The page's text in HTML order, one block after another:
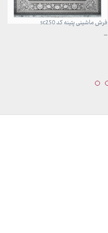
فرش ماشینی پتینه کد sc250
–محدوده